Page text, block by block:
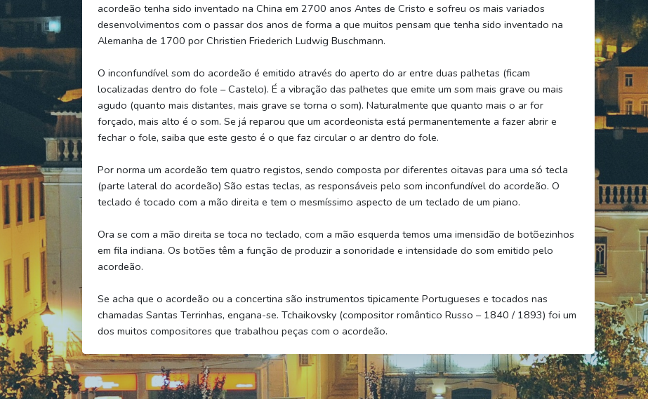
acordeão tenha sido inventado na China em 2700 anos Antes de Cristo e sofreu os mais variados
desenvolvimentos com o passar dos anos de forma a que muitos pensam que tenha sido inventado na
Alemanha de 1700 por Christien Friederich Ludwig Buschmann.
O inconfundível som do acordeão é emitido através do aperto do ar entre duas palhetas (ficam
localizadas dentro do fole – Castelo). É a vibração das palhetes que emite um som mais grave ou mais
agudo (quanto mais distantes, mais grave se torna o som). Naturalmente que quanto mais o ar for
forçado, mais alto é o som. Se já reparou que um acordeonista está permanentemente a fazer abrir e
fechar o fole, saiba que este gesto é o que faz circular o ar dentro do fole.
Por norma um acordeão tem quatro registos, sendo composta por diferentes oitavas para uma só tecla
(parte lateral do acordeão) São estas teclas, as responsáveis pelo som inconfundível do acordeão. O
teclado é tocado com a mão direita e tem o mesmíssimo aspecto de um teclado de um piano.
Ora se com a mão direita se toca no teclado, com a mão esquerda temos uma imensidão de botõezinhos
em fila indiana. Os botões têm a função de produzir a sonoridade e intensidade do som emitido pelo
acordeão.
Se acha que o acordeão ou a concertina são instrumentos tipicamente Portugueses e tocados nas
chamadas Santas Terrinhas, engana-se. Tchaikovsky (compositor romântico Russo – 1840 / 1893) foi um
dos muitos compositores que trabalhou peças com o acordeão.